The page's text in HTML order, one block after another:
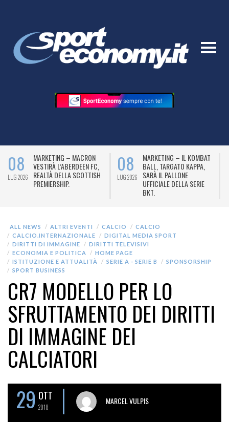
08
LUG 2026
MARKETING – MACRON
VESTIRÀ L’ABERDEEN FC,
REALTÀ DELLA SCOTTISH
PREMIERSHIP.
08
LUG 2026
MARKETING – IL KOMBAT
BALL, TARGATO KAPPA,
SARÀ IL PALLONE
UFFICIALE DELLA SERIE
BKT.
ALL NEWS ALTRI EVENTI CALCIO
CALCIO
CALCIO.INTERNAZIONALE
DIGITAL MEDIA SPORT
DIRITTI DI IMMAGINE
DIRITTI TELEVISIVI
ECONOMIA E POLITICA
HOME PAGE
ISTITUZIONE E ATTUALITÀ
SERIE A - SERIE B
SPONSORSHIP
SPORT BUSINESS
CR7 MODELLO PER LO
SFRUTTAMENTO DEI DIRITTI
DI IMMAGINE DEI
CALCIATORI
29 OTT
2018
MARCEL VULPIS